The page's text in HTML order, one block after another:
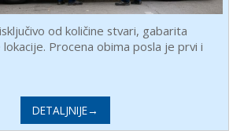
od količine stvari, gabarita
Procena obima posla je prvi i
DETALJNIJE→